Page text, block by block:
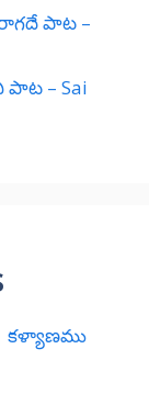
పాట –
పాట – Sai
| కళ్యాణము